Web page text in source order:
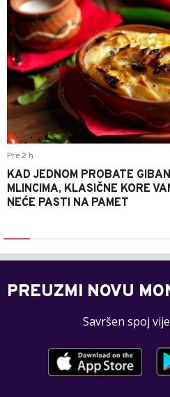
Pre 2 h
KAD JEDNOM PROBATE
MLINCIMA, KLASIČNE KORE
NEĆE PASTI NA PAMET
PREUZMI NOVU
Savršen spoj